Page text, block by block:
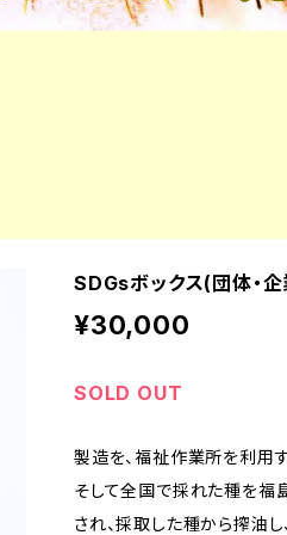
SDGsボックス(団体・
¥30,000
SOLD OUT
製造を、福祉作業所を利用
そして全国で採れた種を福
され、採取した種から搾油